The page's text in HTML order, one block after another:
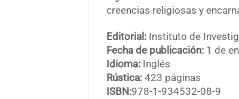
creencias religiosas y
Editorial: Instituto de
Fecha de publicación: 1 de
Idioma: Inglés
Rústica: 423 páginas
ISBN:978-1-934532-08-9